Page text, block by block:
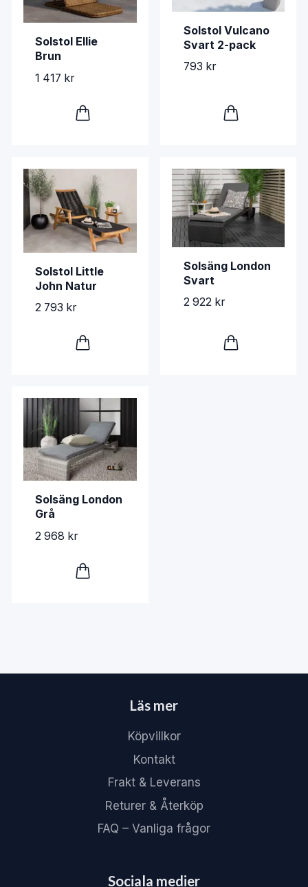
Solstol Ellie
Brun
1 417 kr
Solstol Vulcano
Svart 2-pack
793 kr
Solstol Little
John Natur
2 793 kr
Solsäng London
Svart
2 922 kr
Solsäng London
Grå
2 968 kr
Läs mer
Köpvillkor
Kontakt
Frakt & Leverans
Returer & Återköp
FAQ – Vanliga frågor
Sociala medier